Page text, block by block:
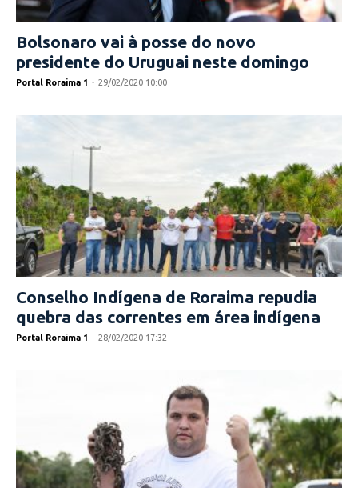
Bolsonaro vai à posse do novo
presidente do Uruguai neste domingo
Portal Roraima 1 - 29/02/2020 10:00
Conselho Indígena de Roraima repudia
quebra das correntes em área indígena
Portal Roraima 1 - 28/02/2020 17:32